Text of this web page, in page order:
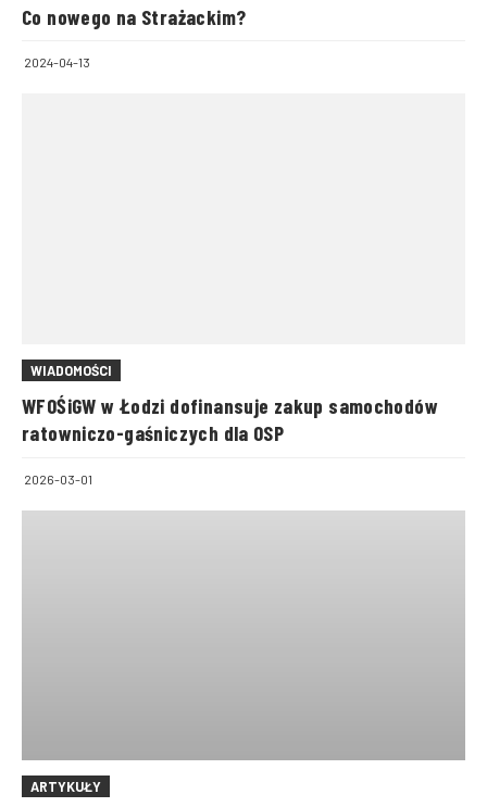
Co nowego na Strażackim?
2024-04-13
WIADOMOŚCI
WFOŚiGW w Łodzi dofinansuje zakup samochodów
ratowniczo-gaśniczych dla OSP
2026-03-01
ARTYKUŁY